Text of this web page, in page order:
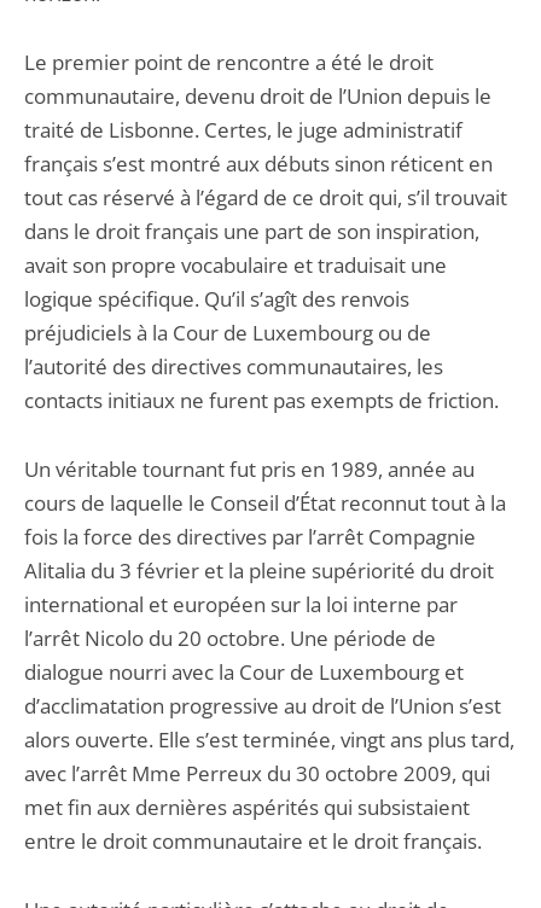
Le premier point de rencontre a été le droit
communautaire, devenu droit de l’Union depuis le
traité de Lisbonne. Certes, le juge administratif
français s’est montré aux débuts sinon réticent en
tout cas réservé à l’égard de ce droit qui, s’il trouvait
dans le droit français une part de son inspiration,
avait son propre vocabulaire et traduisait une
logique spécifique. Qu’il s’agît des renvois
préjudiciels à la Cour de Luxembourg ou de
l’autorité des directives communautaires, les
contacts initiaux ne furent pas exempts de friction.
Un véritable tournant fut pris en 1989, année au
cours de laquelle le Conseil d’État reconnut tout à la
fois la force des directives par l’arrêt Compagnie
Alitalia du 3 février et la pleine supériorité du droit
international et européen sur la loi interne par
l’arrêt Nicolo du 20 octobre. Une période de
dialogue nourri avec la Cour de Luxembourg et
d’acclimatation progressive au droit de l’Union s’est
alors ouverte. Elle s’est terminée, vingt ans plus tard,
avec l’arrêt Mme Perreux du 30 octobre 2009, qui
met fin aux dernières aspérités qui subsistaient
entre le droit communautaire et le droit français.